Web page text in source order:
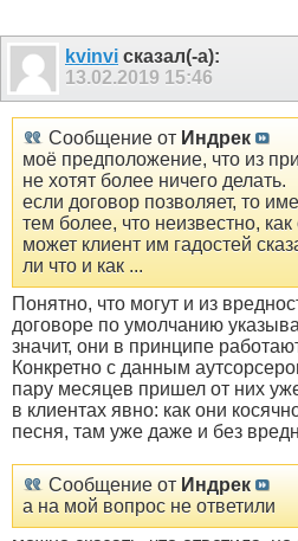
kvinvi сказал(-а):
13.02.2019 15:46
Сообщение от Индрек
моё предположение, что из
не хотят более ничего делать.
если договор позволяет, то
тем более, что неизвестно,
может клиент им гадостей
ли что и как ...
Понятно, что могут и из
договоре по умолчанию
значит, они в принципе
Конкретно с данным
пару месяцев пришел от них
в клиентах явно: как они
песня, там уже даже и без
Сообщение от Индрек
а на мой вопрос не ответили